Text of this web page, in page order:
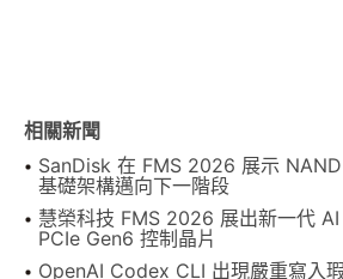
相關新聞
SanDisk 在 FMS 2026 展示
基礎架構邁向下一階段
慧榮科技 FMS 2026 展出新一代
PCIe Gen6 控制晶片
OpenAI Codex CLI 出現嚴重寫入